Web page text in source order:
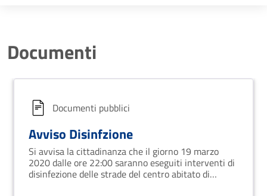
Documenti
Documenti pubblici
Avviso Disinfzione
Si avvisa la cittadinanza che il giorno 19 marzo
2020 dalle ore 22:00 saranno eseguiti interventi di
disinfezione delle strade del centro abitato di